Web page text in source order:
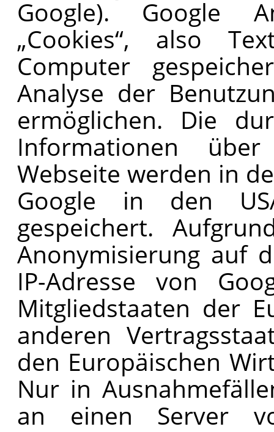
Google). Google
„Cookies“, also
Computer
Analyse der
ermöglichen. Die
Informationen
Webseite werden in
Google in den
gespeichert.
Anonymisierung auf
IP-Adresse von
Mitgliedstaaten der
anderen
den Europäischen
Nur in
an einen Server